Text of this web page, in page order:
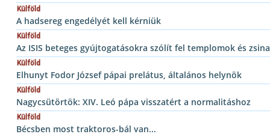
Külföld
A hadsereg engedélyét kell kérniük
Külföld
Az ISIS beteges gyújtogatásokra szólít fel templomok és
Külföld
Elhunyt Fodor József pápai prelátus, általános helynök
Külföld
Nagycsütörtök: XIV. Leó pápa visszatért a normalitáshoz
Külföld
Bécsben most traktoros-bál van...